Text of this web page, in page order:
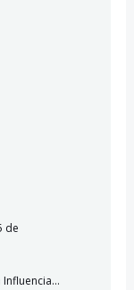
de
Influencia…